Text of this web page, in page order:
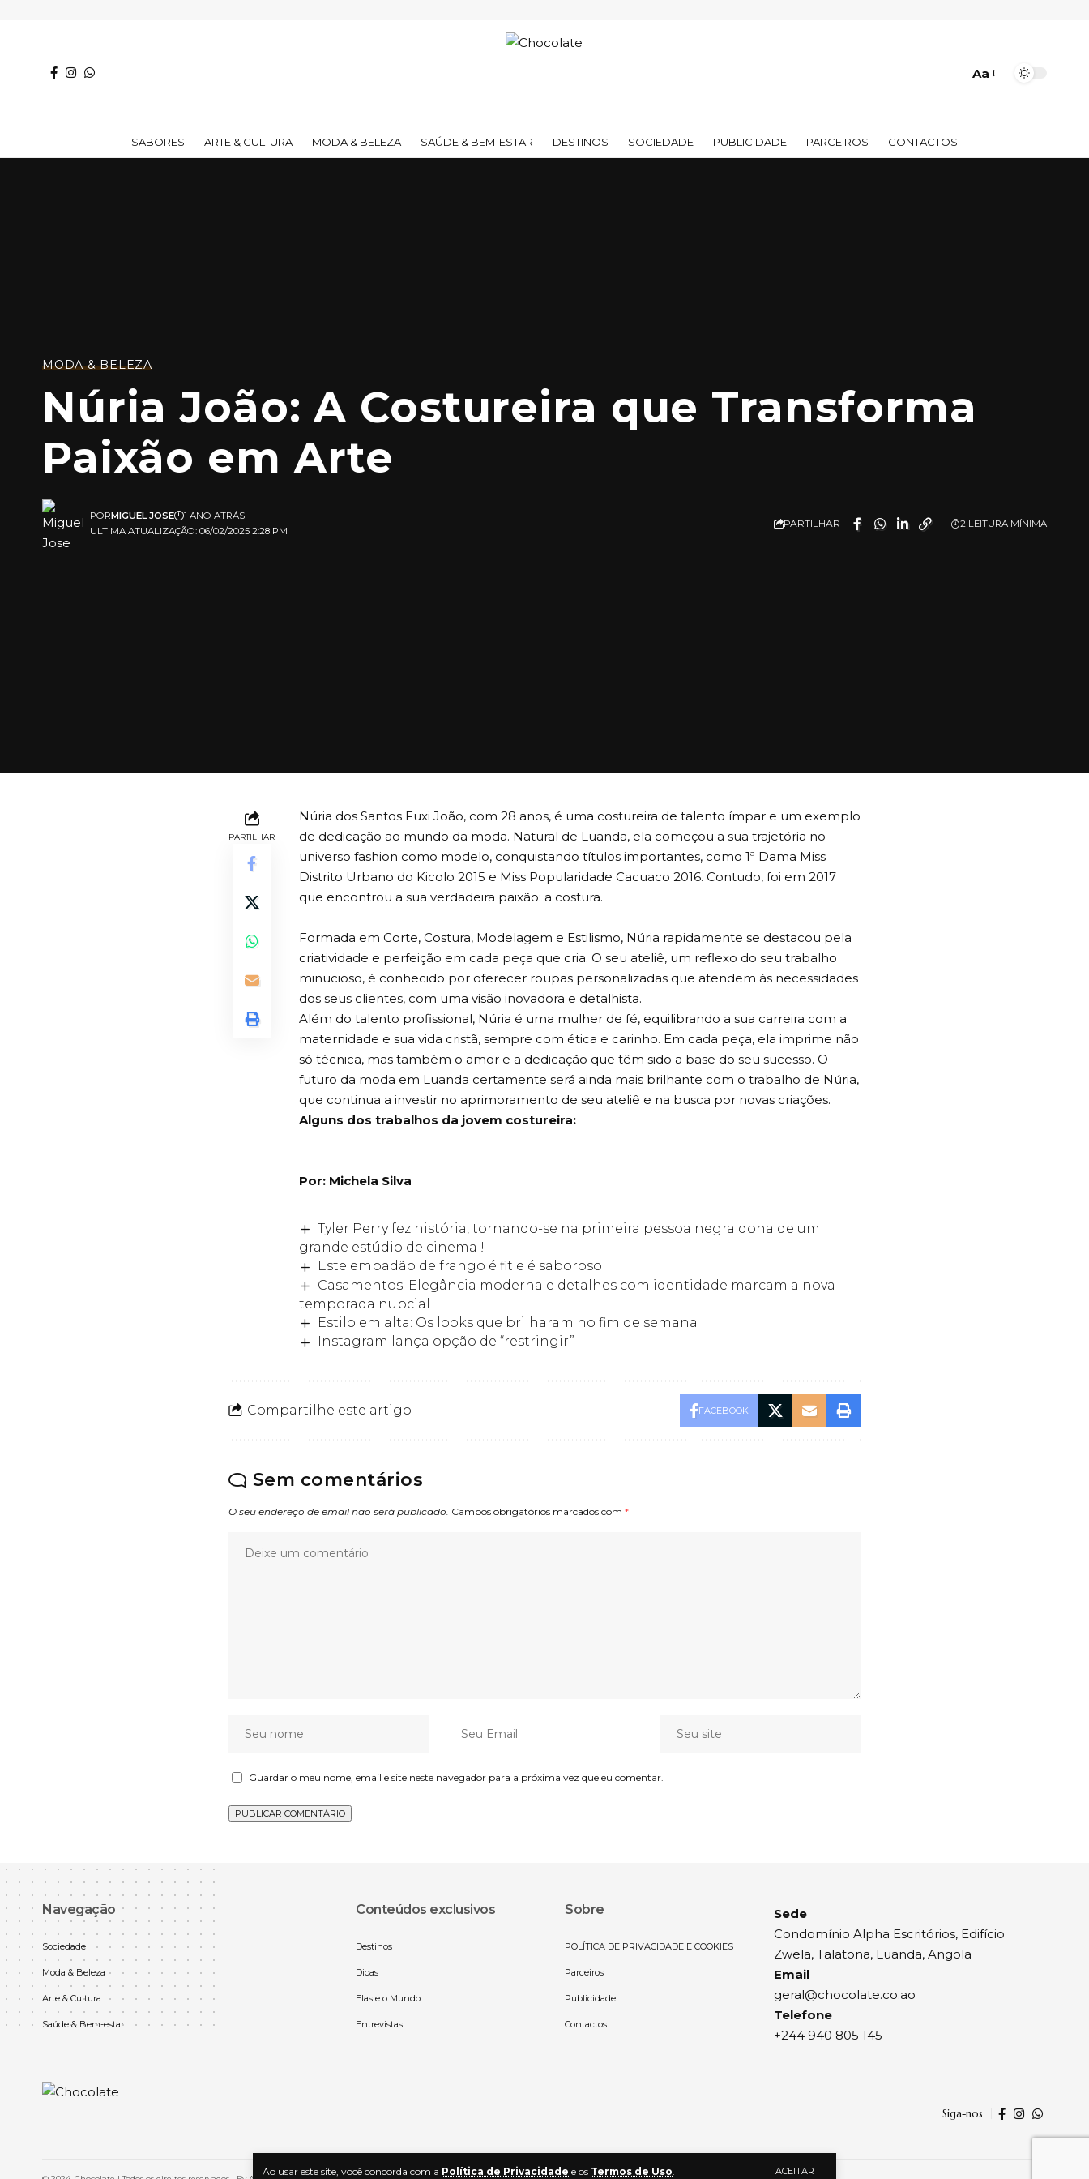
Ao usar este site, você concorda com a Política de Privacidade e os Termos de Uso ACEITAR
Aa
SABORES ARTE & CULTURA MODA & BELEZA SAÚDE & BEM-ESTAR DESTINOS SOCIEDADE PUBLICIDADE PARCEIROS CONTACTOS
MODA & BELEZA
Núria João: A Costureira que Transforma
Paixão em Arte
ULTIMA ATUALIZAÇÃO: 06/02/2025 2:28 PM
PORMIGUEL JOSE 1 ANO ATRÁS
PARTILHAR 2 LEITURA MÍNIMA
PARTILHAR
Núria dos Santos Fuxi João, com 28 anos, é uma costureira de talento ímpar e um exemplo
de dedicação ao mundo da moda. Natural de Luanda, ela começou a sua trajetória no
universo fashion como modelo, conquistando títulos importantes, como 1ª Dama Miss
Distrito Urbano do Kicolo 2015 e Miss Popularidade Cacuaco 2016. Contudo, foi em 2017
que encontrou a sua verdadeira paixão: a costura.
Formada em Corte, Costura, Modelagem e Estilismo, Núria rapidamente se destacou pela
criatividade e perfeição em cada peça que cria. O seu ateliê, um reflexo do seu trabalho
minucioso, é conhecido por oferecer roupas personalizadas que atendem às necessidades
dos seus clientes, com uma visão inovadora e detalhista.
Além do talento profissional, Núria é uma mulher de fé, equilibrando a sua carreira com a
maternidade e sua vida cristã, sempre com ética e carinho. Em cada peça, ela imprime não
só técnica, mas também o amor e a dedicação que têm sido a base do seu sucesso. O
futuro da moda em Luanda certamente será ainda mais brilhante com o trabalho de Núria,
que continua a investir no aprimoramento de seu ateliê e na busca por novas criações.
Alguns dos trabalhos da jovem costureira:
Por: Michela Silva
Tyler Perry fez história, tornando-se na primeira pessoa negra dona de um
grande estúdio de cinema !
Este empadão de frango é fit e é saboroso
Casamentos: Elegância moderna e detalhes com identidade marcam a nova
temporada nupcial
Estilo em alta: Os looks que brilharam no fim de semana
Instagram lança opção de “restringir”
Compartilhe este artigo FACEBOOK
Sem comentários
O seu endereço de email não será publicado. Campos obrigatórios marcados com *
Guardar o meu nome, email e site neste navegador para a próxima vez que eu comentar.
Navegação
Sociedade
Moda & Beleza
Arte & Cultura
Saúde & Bem-estar
Conteúdos exclusivos
Destinos
Dicas
Elas e o Mundo
Entrevistas
Sobre
POLÍTICA DE PRIVACIDADE E COOKIES
Parceiros
Publicidade
Contactos
Sede
Condomínio Alpha Escritórios, Edifício
Zwela, Talatona, Luanda, Angola
Email
geral@chocolate.co.ao
Telefone
+244 940 805 145
Siga-nos